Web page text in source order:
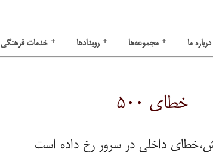
خدمات فرهنگی + رویدادها + مجموعه‌ها + درباره ما
خطای ۵۰۰
داخلی در سرور رخ داده است